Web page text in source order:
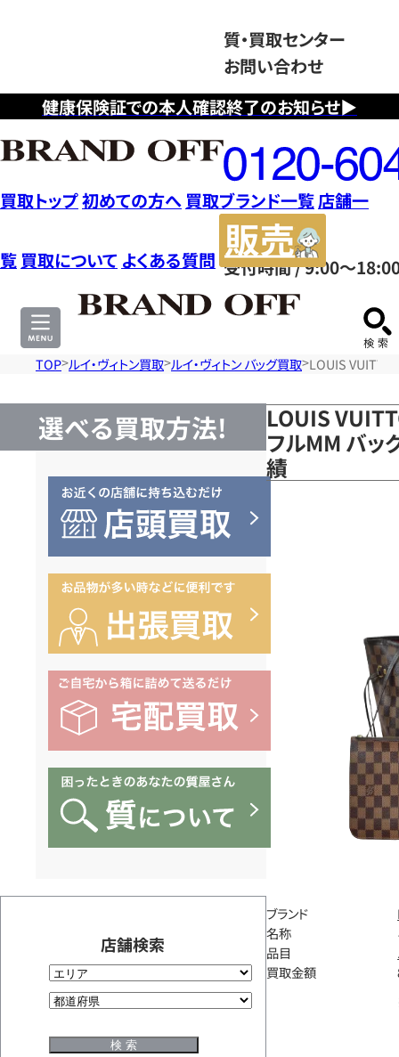
健康保険証での本人確認終了のお知らせ▶
質・買取センター
お問い合わせ
フ
リ
ー
ダ
イ
ヤ
ル
0120604117
受付時間 / 9:00～
買取トップ初めての方へ 買取ブランド一覧店舗一
覧 買取について よくある質問
サ
TOP ルイ・ヴィトン買取 ルイ・ヴィトン バッグ買取 LOUIS
選べる買取方法!
店舗検索
LOUIS
フルMM バッ
績
ブランド
名称
品目
買取金額